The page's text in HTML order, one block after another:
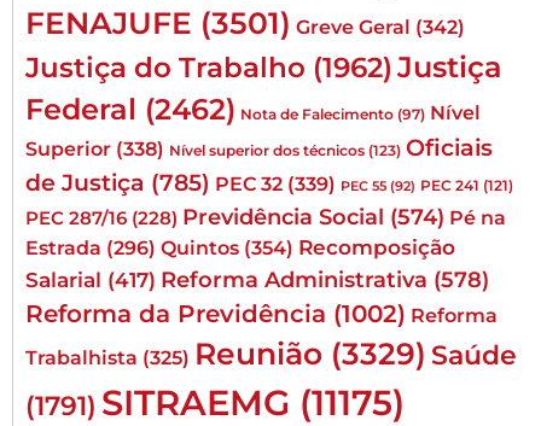
FENAJUFE (3501) Greve Geral (342)
Justiça do Trabalho (1962) Justiça
Federal (2462) Nota de Falecimento (97) Nível
Superior (338) Nível superior dos técnicos (123) Oficiais
de Justiça (785) PEC 32 (339) PEC 55 (92) PEC 241 (121)
PEC 287/16 (228) Previdência Social (574) Pé na
Estrada (296) Quintos (354) Recomposição
Salarial (417) Reforma Administrativa (578)
Reforma da Previdência (1002) Reforma
Trabalhista (325) Reunião (3329) Saúde
(1791) SITRAEMG (11175)